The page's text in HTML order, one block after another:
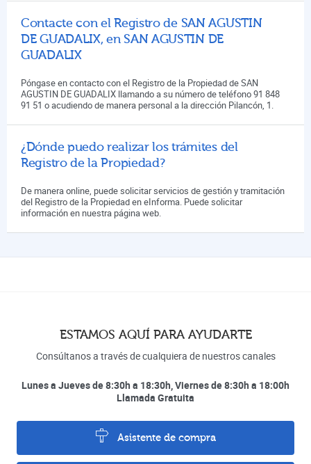
Contacte con el Registro de SAN AGUSTIN
DE GUADALIX, en SAN AGUSTIN DE
GUADALIX
Póngase en contacto con el Registro de la Propiedad de SAN
AGUSTIN DE GUADALIX llamando a su número de teléfono 91 848
91 51 o acudiendo de manera personal a la dirección Pilancón, 1.
¿Dónde puedo realizar los trámites del
Registro de la Propiedad?
De manera online, puede solicitar servicios de gestión y tramitación
del Registro de la Propiedad en eInforma. Puede solicitar
información en nuestra página web.
ESTAMOS AQUÍ PARA AYUDARTE
Consúltanos a través de cualquiera de nuestros canales
Lunes a Jueves de 8:30h a 18:30h, Viernes de 8:30h a 18:00h
Llamada Gratuita
Asistente de compra